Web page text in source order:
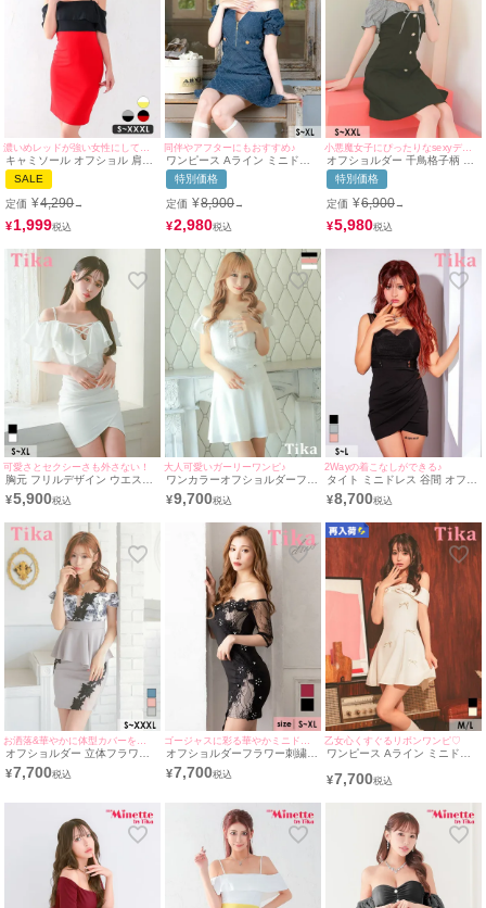
キャミソール オフショル 肩あ
き ウエスト切り替え フリル タ
イト ミニドレス(Sサイズ～
XXLサイズ) (みのり/キャバド
レス着用) [myMinette/マイミネ
ット]
SALE
定価 ¥4,290→
¥1,999
同伴やアフターにもおすすめ♪
ワンピース Aライン ミニドレ
ス 谷間 オフショルダー ジップ
チェック柄 デニム パフスリー
ブ サイドベルト バストカット
同伴 キャバドレス (戦慄かなの
着用)
特別価格
定価 ¥8,900→
¥2,980
小悪魔女子にぴったりなsexyデザイン♡
オフショルダー 千鳥格子柄 ネ
ックリボン パフスリーブ フロ
ントボタン フレアミニドレス
(Sサイズ～XXLサイズ) (若林
萌々/キャバドレス着用) [Tika/
ティカ]
特別価格
定価 ¥6,900→
¥5,980
可愛さとセクシーさも外さない！
胸元 フリルデザイン ウエスト
ベルト ワンカラー 肩あき タイ
トミニドレス (Sサイズ～XLサ
ス着用) [Tika/ティカ]
¥5,900
大人可愛いガーリーワンピ♪
ワンカラーオフショルダーフリ
ル袖刺繍ボタンフレアミニドレ
ス (Sサイズ～XXLサイズ) (重
¥9,700
2Wayの着こなしができる♪
タイト ミニドレス 谷間 オフシ
ョルダー シンプル ストレッチ
サイドウエストベルト 2Way
ョルダー ラップ (横田未来着
用) [Tika/ティカ]
¥8,700
オフショルダー 立体フラワー
レース ペプラム バストシース
ルー 谷間魅せ タイトミニドレ
宮由乙花/キャバドレス着用)
¥7,700
オフショルダーフラワー刺繍ビ
ジューレース切り替えアシメ袖
ありタイトミニドレス (Sサイ
バドレス着用)
¥7,700
乙女心くすぐるリボンワンピ♡
ワンピース Aライン ミニドレ
リボン (黒嵜菜々子着用) [Tika/
ティカ]
¥7,700